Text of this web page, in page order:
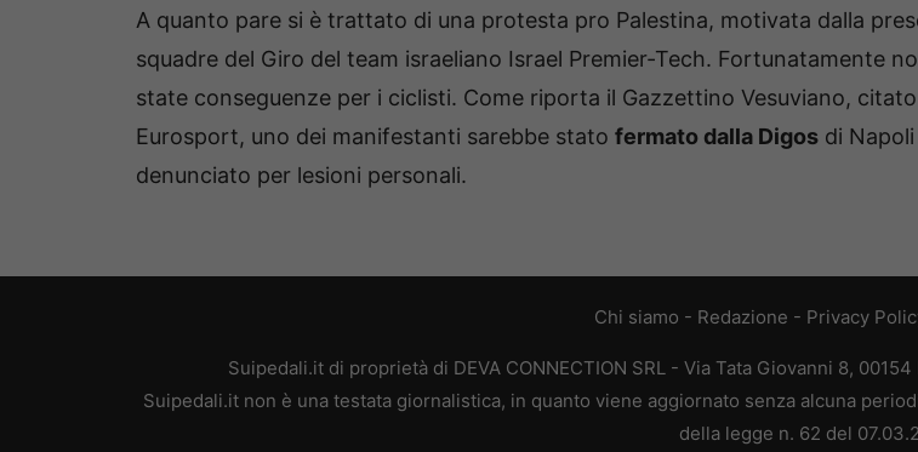
A quanto pare si è trattato di una protesta pro Palestina, motivata dalla
squadre del Giro del team israeliano Israel Premier-Tech. Fortunatamente
state conseguenze per i ciclisti. Come riporta il Gazzettino Vesuviano,
Eurosport, uno dei manifestanti sarebbe stato fermato dalla Digos di
denunciato per lesioni personali.
Chi siamo - Redazione - Privacy
Suipedali.it di proprietà di DEVA CONNECTION SRL - Via Tata Giovanni 8,
Suipedali.it non è una testata giornalistica, in quanto viene aggiornato senza alcuna
della legge n. 62 del